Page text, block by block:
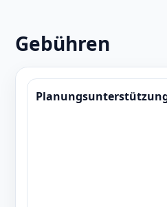
Gebühren